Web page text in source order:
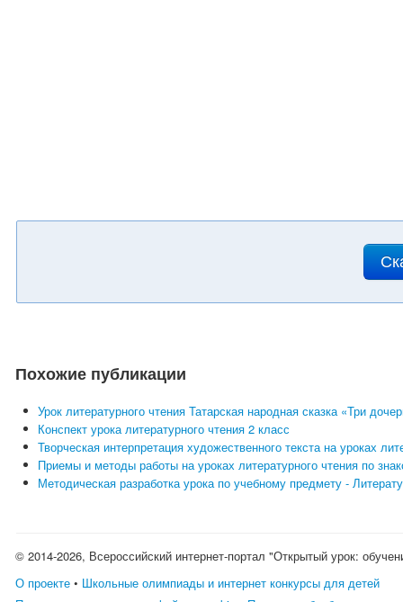
Похожие публикации
Урок литературного чтения Татарская народная сказка «Три
Конспект урока литературного чтения 2 класс
Творческая интерпретация художественного текста на уроках
Приемы и методы работы на уроках литературного чтения по
Методическая разработка урока по учебному предмету -
© 2014-2026, Всероссийский интернет-портал "Открытый урок:
О проекте • Школьные олимпиады и интернет конкурсы для детей